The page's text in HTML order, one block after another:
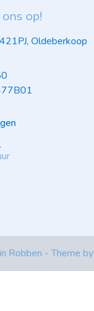
op!
Oldeberkoop
Robben - Theme by